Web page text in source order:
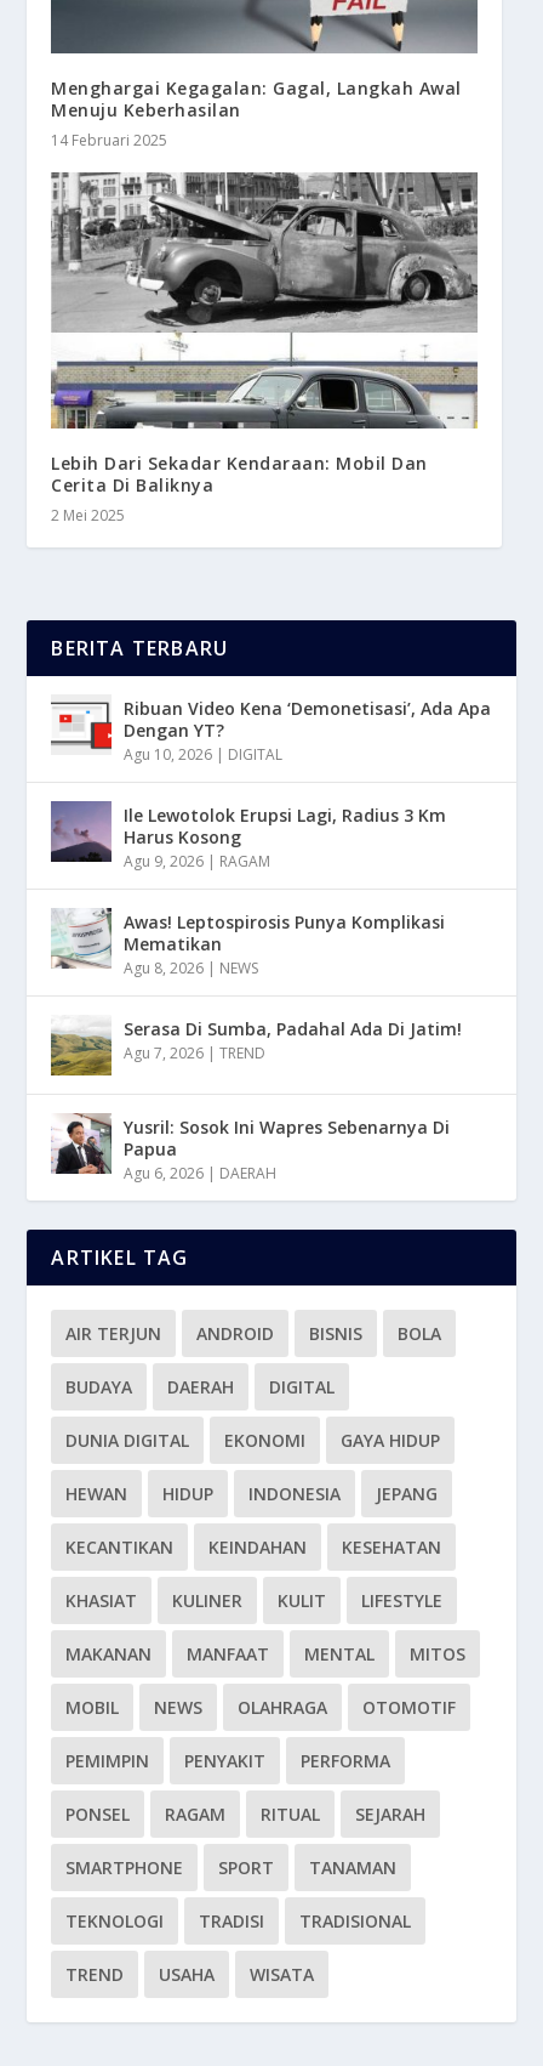
Menghargai Kegagalan: Gagal, Langkah Awal
Menuju Keberhasilan
14 Februari 2025
Lebih Dari Sekadar Kendaraan: Mobil Dan
Cerita Di Baliknya
2 Mei 2025
BERITA TERBARU
Ribuan Video Kena ‘Demonetisasi’, Ada Apa
Dengan YT?
Agu 10, 2026 | DIGITAL
Ile Lewotolok Erupsi Lagi, Radius 3 Km
Harus Kosong
Agu 9, 2026 | RAGAM
Awas! Leptospirosis Punya Komplikasi
Mematikan
Agu 8, 2026 | NEWS
Serasa Di Sumba, Padahal Ada Di Jatim!
Agu 7, 2026 |TREND
Yusril: Sosok Ini Wapres Sebenarnya Di
Papua
Agu 6, 2026 | DAERAH
ARTIKEL TAG
AIR TERJUN ANDROID BISNIS BOLA
BUDAYA DAERAH DIGITAL
DUNIA DIGITAL EKONOMI GAYA HIDUP
HEWAN HIDUP INDONESIA JEPANG
KECANTIKAN KEINDAHAN KESEHATAN
KHASIAT KULINER KULIT LIFESTYLE
MAKANAN MANFAAT MENTAL MITOS
MOBIL NEWS OLAHRAGA OTOMOTIF
PEMIMPIN PENYAKIT PERFORMA
PONSEL RAGAM RITUAL SEJARAH
SMARTPHONE SPORT TANAMAN
TEKNOLOGI TRADISI TRADISIONAL
TREND USAHA WISATA